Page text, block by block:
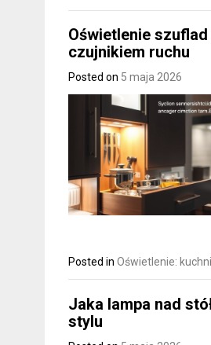
Oświetlenie
czujnikiem ruchu
Posted on 5 maja 2026
Posted in Oświetlenie:
Jaka lampa nad
stylu